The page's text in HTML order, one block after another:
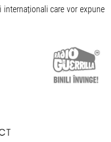
care vor expune